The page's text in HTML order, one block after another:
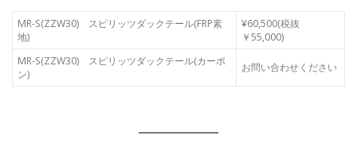
MR-S(ZZW30) スピリッツダックテール(FRP素
地)
¥60,500(税抜
￥55,000)
MR-S(ZZW30) スピリッツダックテール(カーボ
ン)
お問い合わせください